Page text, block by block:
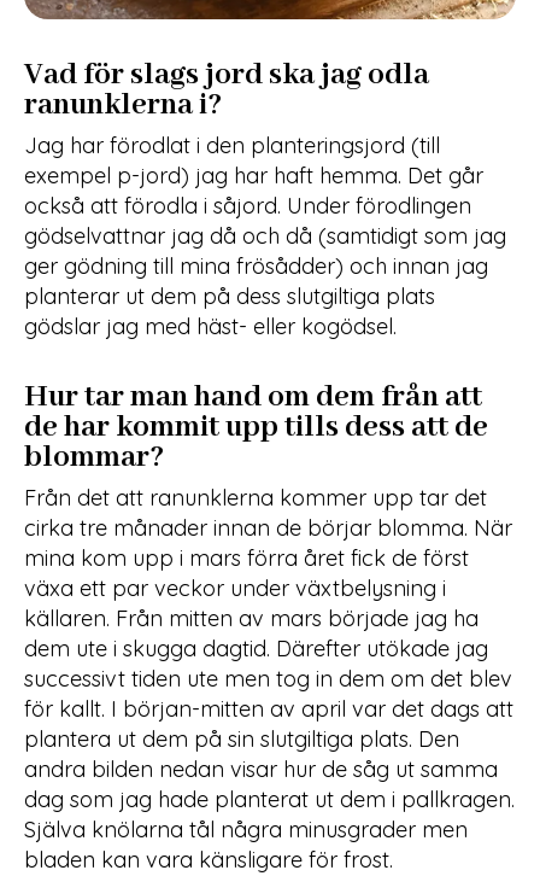
Vad för slags jord ska jag odla
ranunklerna i?
Jag har förodlat i den planteringsjord (till
exempel p-jord) jag har haft hemma. Det går
också att förodla i såjord. Under förodlingen
gödselvattnar jag då och då (samtidigt som jag
ger gödning till mina frösådder) och innan jag
planterar ut dem på dess slutgiltiga plats
gödslar jag med häst- eller kogödsel.
Hur tar man hand om dem från att
de har kommit upp tills dess att de
blommar?
Från det att ranunklerna kommer upp tar det
cirka tre månader innan de börjar blomma. När
mina kom upp i mars förra året fick de först
växa ett par veckor under växtbelysning i
källaren. Från mitten av mars började jag ha
dem ute i skugga dagtid. Därefter utökade jag
successivt tiden ute men tog in dem om det blev
för kallt. I början-mitten av april var det dags att
plantera ut dem på sin slutgiltiga plats. Den
andra bilden nedan visar hur de såg ut samma
dag som jag hade planterat ut dem i pallkragen.
Själva knölarna tål några minusgrader men
bladen kan vara känsligare för frost.